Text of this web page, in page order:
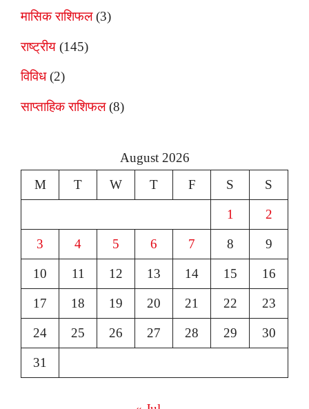
मासिक राशिफल(3)
राष्ट्रीय (145)
विविध(2)
साप्ताहिक राशिफल(8)
August 2026
M
T W T F S S
1 2
3 4 5 6 7 8 9
10 11 12 13 14 15 16
17 18 19 20 21 22 23
24 25 26 27 28 29 30
31